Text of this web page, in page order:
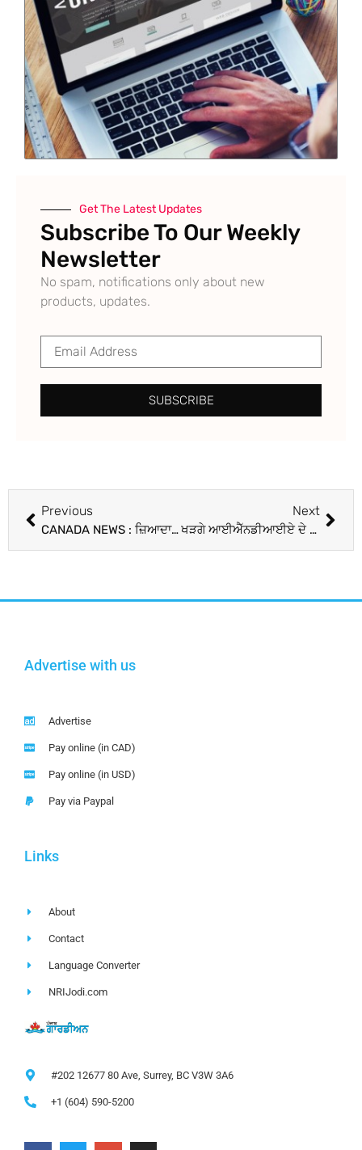
Get The Latest Updates
Subscribe To Our Weekly
Newsletter
No spam, notifications only about new
products, updates.
SUBSCRIBE
Previous
CANADA NEWS : ਜ਼ਿਆਦਾਤਰ ਕੈਨੇਡੀਅਨਾਂ ਦਾ ਮੰਨਣਾ ਟਰੂਡੋ ਨੂੰ 2024 ‘ਚ ਅਸਤੀਫਾ ਦੇਣਾ ਚਾਹੀਦੈ: Poll Survey
Next
ਖੜਗੇ ਆਈਐੱਨਡੀਆਈਏ ਦੇ ਪੀਐੱਮ ਉਮੀਦਵਾਰ ਵਜੋਂ ਉੱਭਰੇ, ਸੀਟਾਂ ਦੀ ਵੰਡ ’ਤੇ 31 ਤੱਕ ਫ਼ੈਸਲਾ ਕਰੇ ਕਾਂਗਰਸ, ਸੂਬਾਈ ਪੱਧਰ ’ਤੇ ਹੋਣਗੇ ਤਾਲਮੇਲ
Advertise with us
Advertise
Pay online (in CAD)
Pay online (in USD)
Pay via Paypal
Links
About
Contact
Language Converter
NRIJodi.com
#202 12677 80 Ave, Surrey, BC V3W 3A6
+1 (604) 590-5200